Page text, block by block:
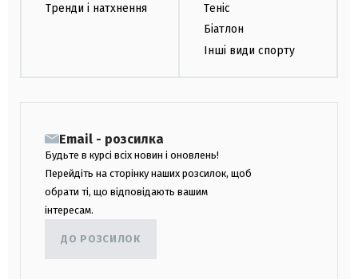
Тренди і натхнення
Теніс
Біатлон
Інші види спорту
Email - розсилка
Будьте в курсі всіх новин і оновлень!
Перейдіть на сторінку наших розсилок, щоб
обрати ті, що відповідають вашим
інтересам.
ДО РОЗСИЛОК